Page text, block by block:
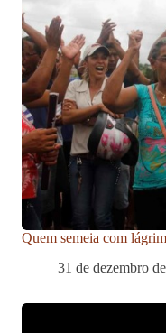
Quem semeia com
31 de dezembro